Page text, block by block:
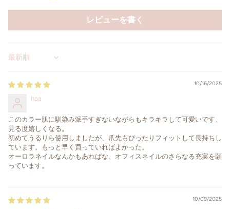
レビューを書く
Sort by
10/16/2025
haa
このカラー肌に馴染み派手すぎないながらもキラキラして可愛いです、
見る度嬉しくなる。
初めてうるりら使用しましたが、爪先もぴったりフィットして長持ちし
ています。もっと早く買っていればよかった。
オーロラネイルなんかもあればな、オフィスネイルのさらなる充実を願
っています。
10/09/2025